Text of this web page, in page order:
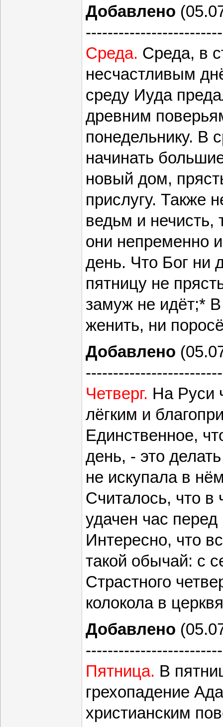
Добавлено
Среда. Среда, в
несчастливым
среду Иуда
древним
понедельнику. В
начинать
новый дом,
прислугу. Также
ведьм и нечисть,
они непременно
день. Что Бог ни
пятницу не
замуж не идёт;*
женить, ни
Добавлено
Четверг. На Руси
лёгким и
Единственное,
день, - это
не искупала в
Считалось, что в
удачен час
Интересно, что
такой обычай: с
Страстного
колокола в
Добавлено
Пятница. В
грехопадение
христианским